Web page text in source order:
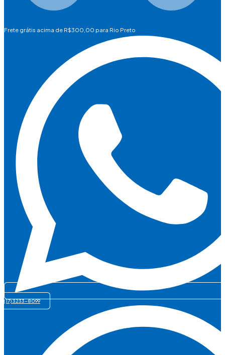
Frete grátis acima de R$300,00 para Rio Preto
(17) 3233-8099